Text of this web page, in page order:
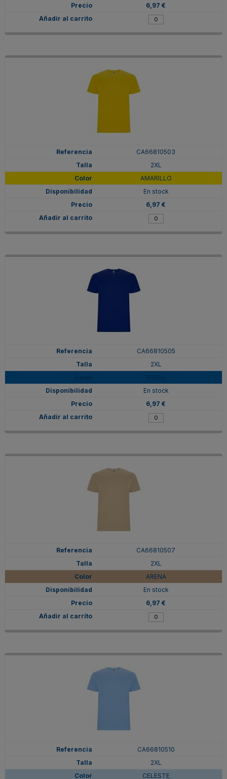
6,97 €
CA66810503
2XL
AMARILLO
En stock
6,97 €
CA66810505
2XL
En stock
6,97 €
CA66810507
2XL
ARENA
En stock
6,97 €
CA66810510
2XL
CELESTE